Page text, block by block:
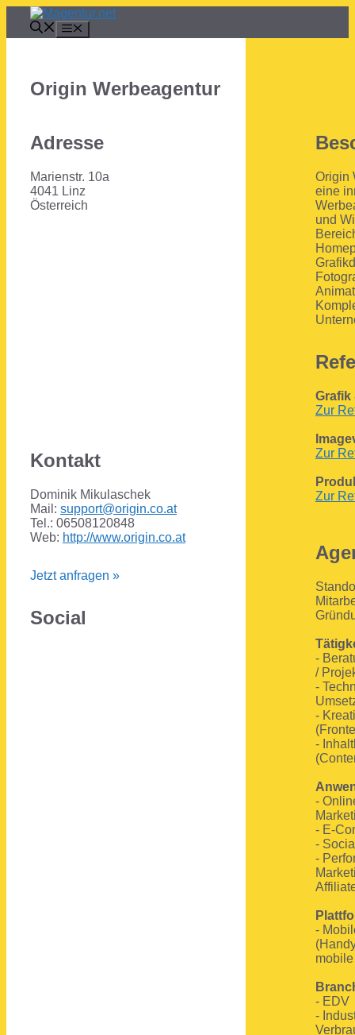
Inhalt
springen
Origin Werbeagentur
Adresse
Marienstr. 10a
4041 Linz
Österreich
Kontakt
Dominik Mikulaschek
Mail: support@origin.co.at
Tel.: 06508120848
Web: http://www.origin.co.at
Jetzt anfragen »
Social
Origin
eine
und
Grafik
Zur
Zur
Zur
-
/
-
-
-
-
- E-
-
-
-
- EDV
-